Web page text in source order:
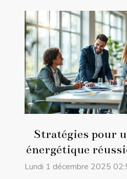
Stratégies pour
énergétique
Lundi 1 décembre 2025